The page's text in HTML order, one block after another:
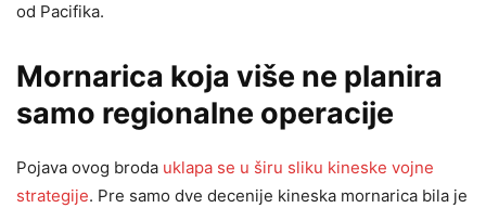
od Pacifika.
Mornarica koja više ne planira
samo regionalne operacije
Pojava ovog broda uklapa se u širu sliku kineske vojne
strategije. Pre samo dve decenije kineska mornarica bila je